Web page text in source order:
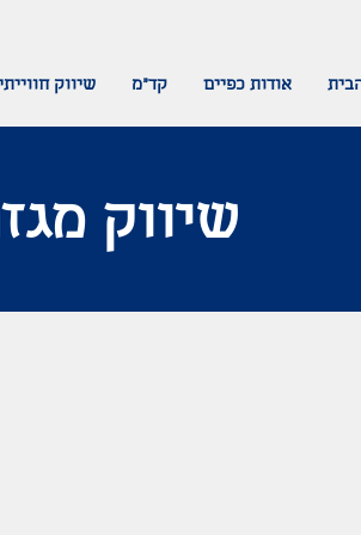
אודות כפיים קד"מ שיווק
שיווק